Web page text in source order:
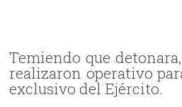
Temiendo que
realizaron operativo
exclusivo del Ejército.